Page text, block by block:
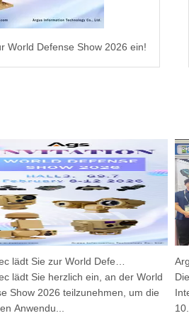
World Defense Show 2026 ein!
Argustec lädt Sie zur World Defense Show 2026 ein!
herzlich ein, an der World
2026 teilzunehmen, um die
Die 12.
10. bis